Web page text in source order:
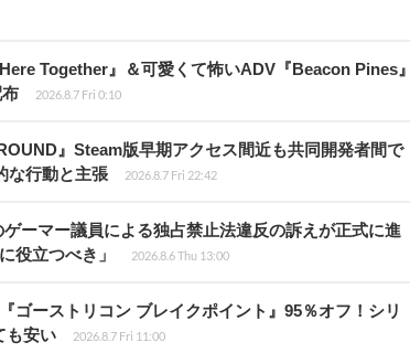
Together』＆可愛くて怖いADV『Beacon Pines』
2026.8.7 Fri 0:10
』Steam版早期アクセス間近も共同開発者間で
な行動と主張
2026.8.7 Fri 22:42
ーマー議員による独占禁止法違反の訴えが正式に進
役立つべき」
2026.8.6 Thu 13:00
ゴーストリコン ブレイクポイント』95％オフ！シリ
も安い
2026.8.7 Fri 11:00